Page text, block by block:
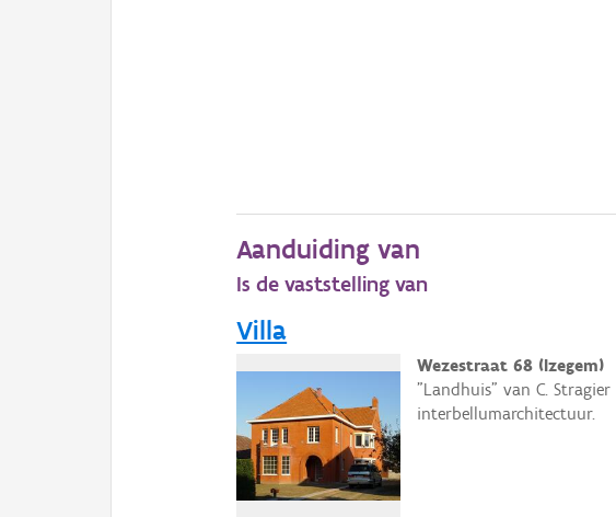
Aanduiding van
Is de vaststelling van
Villa
Wezestraat 68 (Izegem)
"Landhuis" van C.
interbellumarchitectuur.